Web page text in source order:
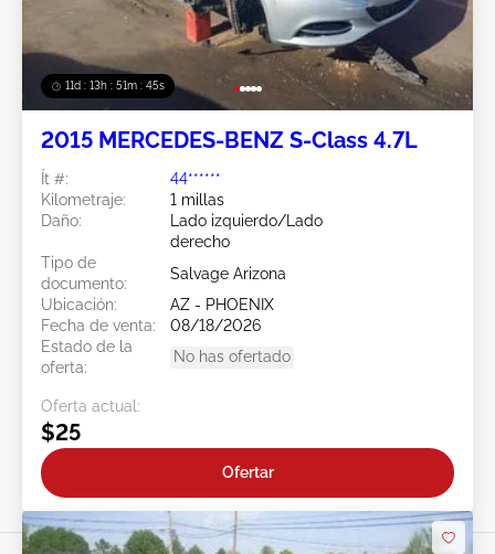
11d : 13h : 51m : 43s
2015 MERCEDES-BENZ S-Class 4.7L
Ít #:
44******
Kilometraje:
1 millas
Daño:
Lado izquierdo/Lado
derecho
Tipo de
documento:
Salvage Arizona
Ubicación:
AZ - PHOENIX
Fecha de venta:
08/18/2026
Estado de la
oferta:
No has ofertado
Oferta actual:
$25
Ofertar